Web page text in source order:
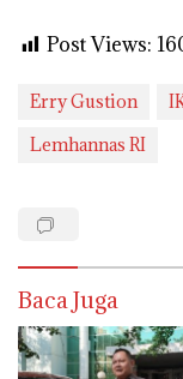
Post Views:
Erry Gustion
Lemhannas RI
Baca Juga